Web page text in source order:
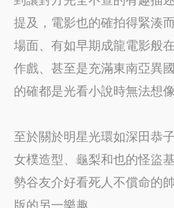
提及，電影也的確拍得緊湊
場面、有如早期成龍電影般
作戲、甚至是充滿東南亞異
的確都是光看小說時無法想像
至於關於明星光環如深田恭
女樸造型、龜梨和也的怪盜
勢谷友介好看死人不償命的
版的另一樂趣。